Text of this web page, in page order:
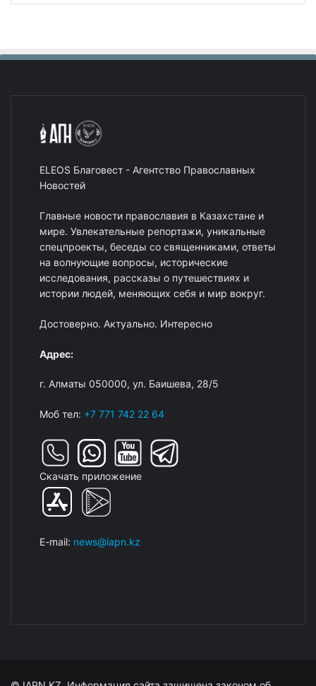
ELEOS Благовест - Агентство Православных
Новостей
Главные новости православия в Казахстане и
мире. Увлекательные репортажи, уникальные
спецпроекты, беседы со священниками, ответы
на волнующие вопросы, исторические
исследования, рассказы о путешествиях и
истории людей, меняющих себя и мир вокруг.
Достоверно. Актуально. Интересно
Адрес:
г. Алматы 050000, ул. Баишева, 28/5
Моб тел: +7 771 742 22 64
Скачать приложение
E-mail: news@iapn.kz